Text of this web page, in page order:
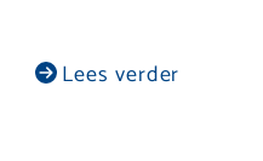
Lees verder